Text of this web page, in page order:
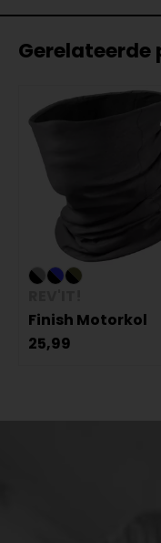
Gerelateerde
Finish Motorkol
25,99